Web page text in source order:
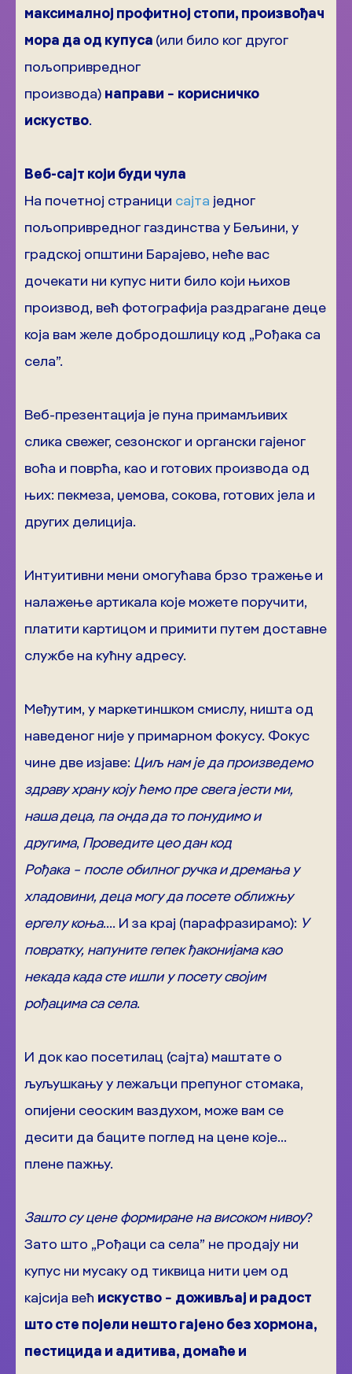
максималној профитној стопи, произвођач
мора да од купуса (или било ког другог
пољопривредног
производа) направи − корисничко
искуство.
Веб-сајт који буди чула
На почетној страници сајта једног
пољопривредног газдинства у Бељини, у
градској општини Барајево, неће вас
дочекати ни купус нити било који њихов
производ, већ фотографија раздрагане деце
која вам желе добродошлицу код „Рођака са
села”.
Веб-презентација је пуна примамљивих
слика свежег, сезонског и органски гајеног
воћа и поврћа, као и готових производа од
њих: пекмеза, џемова, сокова, готових јела и
других делиција.
Интуитивни мени омогућава брзо тражење и
налажење артикала које можете поручити,
платити картицом и примити путем доставне
службе на кућну адресу.
Међутим, у маркетиншком смислу, ништа од
наведеног није у примарном фокусу. Фокус
чине две изјаве: Циљ нам је да произведемо
здраву храну коју ћемо пре свега јести ми,
наша деца, па онда да то понудимо и
другима, Проведите цео дан код
Рођака − после обилног ручка и дремања у
хладовини, деца могу да посете оближњу
ергелу коња…. И за крај (парафразирамо): У
повратку, напуните гепек ђаконијама као
некада када сте ишли у посету својим
рођацима са села.
И док као посетилац (сајта) маштате о
љуљушкању у лежаљци препуног стомака,
опијени сеоским ваздухом, може вам се
десити да баците поглед на цене које…
плене пажњу.
Зашто су цене формиране на високом нивоу?
Зато што „Рођаци са села” не продају ни
купус ни мусаку од тиквица нити џем од
кајсија већ искуство − доживљај и радост
што сте појели нешто гајено без хормона,
пестицида и адитива, домаће и